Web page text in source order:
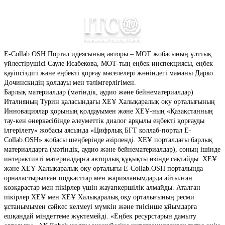
E-Collab.OSH Портал идеясының авторы – МОТ жобасының ұлттық
үйлестірушісі Сауле Исабекова, МОТ-тың еңбек инспекциясы, еңбек
қауіпсіздігі және еңбекті қорғау мәселелері жөніндегі маманы Дарко
Дочинскидің қолдауы мен тәлімгерлігімен.
Барлық материалдар (мәтіндік, аудио және бейнематериалдар)
Италияның Турин қаласындағы ХЕҰ Халықаралық оқу орталығының
Инновациялар қорының қолдауымен және ХЕҰ-ның «Қазақстанның
тау-кен өнеркәсібінде әлеуметтік диалог арқылы еңбекті қорғауды
ілгерілету» жобасы аясында «Цифрлық БГТ коллаб-портал E-
Collab.OSH» жобасы шеңберінде әзірленді. ХЕҰ порталдағы барлық
материалдарға (мәтіндік, аудио және бейнематериалдар), соның ішінде
интерактивті материалдарға авторлық құқықты өзінде сақтайды. ХЕҰ
және ХЕҰ Халықаралық оқу орталығы E-Collab.OSH порталында
орналастырылған подкасттар мен жарияланымдарда айтылған
көзқарастар мен пікірлер үшін жауапкершілік алмайды. Аталған
пікірлер ХЕҰ мен ХЕҰ Халықаралық оқу орталығының ресми
ұстанымымен сәйкес келмеуі мүмкін және тиісінше ұйымдарға
ешқандай міндеттеме жүктемейді. «Еңбек ресурстарын дамыту